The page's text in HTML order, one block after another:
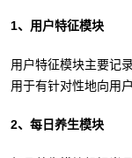
1、用户特征模块
用户特征模块主要记
用于有针对性地向用
2、每日养生模块